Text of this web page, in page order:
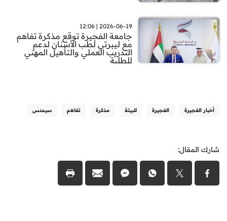
2026-06-19 | 12:06
جامعة الفجيرة توقّع مذكرة تفاهم
مع ليبرتي لطب الأسنان لدعم
التدريب العملي والتأهيل المهني
للطلبة
أخبار الفجيرة الفجيرة للبيئة مذكرة تفاهم سيمنس
شارك المقال: